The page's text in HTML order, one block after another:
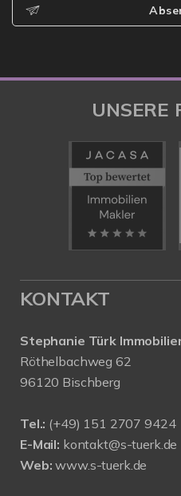
UNSERE
KONTAKT
Stephanie Türk
Röthelbachweg 62
96120 Bischberg
Tel.: (+49) 151 2707 9424
E-Mail: kontakt@s-tuerk.de
Web: www.s-tuerk.de